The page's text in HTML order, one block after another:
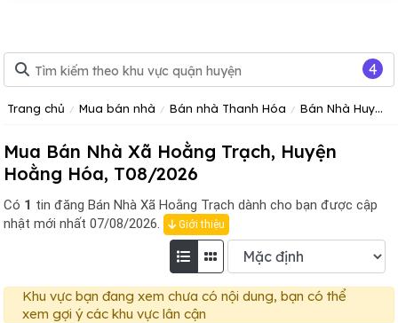
Trang chủ Mua bán nhà Bán nhà Thanh Hóa Bán Nhà Huyện Hoằng Hóa
Mua Bán Nhà Xã Hoằng Trạch, Huyện
Hoằng Hóa, T08/2026
Có 1 tin đăng Bán Nhà Xã Hoằng Trạch dành cho bạn được cập
nhật mới nhất 07/08/2026.
Giới thiệu
Khu vực bạn đang xem chưa có nội dung, bạn có thể
xem gợi ý các khu vực lân cận
4